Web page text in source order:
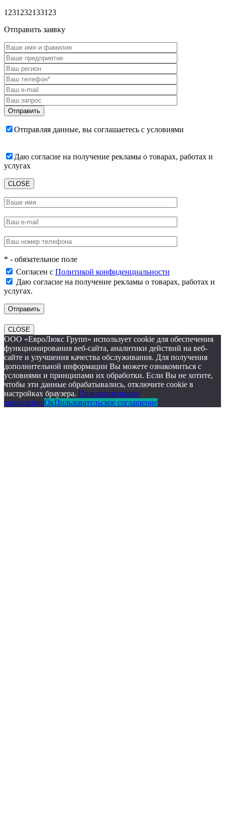
1231232133123
Отправить заявку
Отправляя данные, вы соглашаетесь с условиями
Даю согласие на получение рекламы о товарах, работах и
услугах
CLOSE
* - обязательное поле
Согласен с Политикой конфиденциальности
Даю согласие на получение рекламы о товарах, работах и
услугах.
CLOSE
ООО «ЕвроЛюкс Групп» использует cookie для обеспечения
функционирования веб-сайта, аналитики действий на веб-
сайте и улучшения качества обслуживания. Для получения
дополнительной информации Вы можете ознакомиться с
условиями и принципами их обработки. Если Вы не хотите,
чтобы эти данные обрабатывались, отключите cookie в
настройках браузера. Пользовательское
соглашениеОкПользовательское соглашение